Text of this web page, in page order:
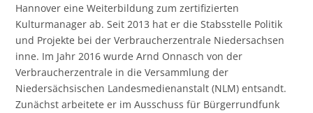
Hannover eine Weiterbildung zum zertifizierten
Kulturmanager ab. Seit 2013 hat er die Stabsstelle Politik
und Projekte bei der Verbraucherzentrale Niedersachsen
inne. Im Jahr 2016 wurde Arnd Onnasch von der
Verbraucherzentrale in die Versammlung der
Niedersächsischen Landesmedienanstalt (NLM) entsandt.
Zunächst arbeitete er im Ausschuss für Bürgerrundfunk